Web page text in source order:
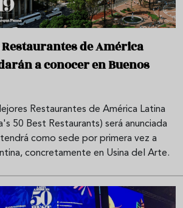
Restaurantes de América
a conocer en Buenos
Restaurantes de América Latina
50 Best Restaurants) será anunciada
como sede por primera vez a
concretamente en Usina del Arte.